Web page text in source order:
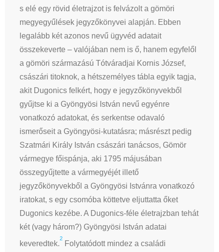
s elé egy rövid életrajzot is felvázolt a gömöri
megyegyűlések jegyzőkönyvei alapján. Ebben
legalább két azonos nevű ügyvéd adatait
összekeverte – valójában nem is ő, hanem egyfelől
a gömöri származású Tótváradjai Kornis József,
császári titoknok, a hétszemélyes tábla egyik tagja,
akit Dugonics felkért, hogy e jegyzőkönyvekből
gyűjtse ki a Gyöngyösi István nevű egyénre
vonatkozó adatokat, és serkentse odavaló
ismerőseit a Gyöngyösi-kutatásra; másrészt pedig
Szatmári Király István császári tanácsos, Gömör
vármegye főispánja, aki 1795 májusában
összegyűjtette a vármegyéjét illető
jegyzőkönyvekből a Gyöngyösi Istvánra vonatkozó
iratokat, s egy csomóba köttetve eljuttatta őket
Dugonics kezébe. A Dugonics-féle életrajzban tehát
két (vagy három?) Gyöngyösi István adatai
keveredtek.
2
Folytatódott mindez a családi